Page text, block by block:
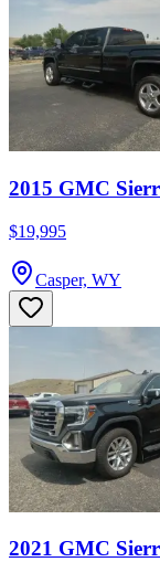
2015 GMC
$19,995
Casper, WY
2021 GMC